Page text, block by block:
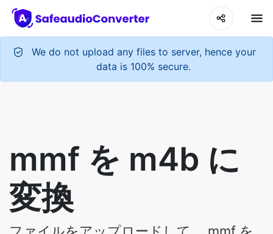
We do not upload any files to server, hence your
data is 100% secure.
変換
ファイルをアップロードして、 mmf を
m4b オーディオにオンラインで変換しま
す。